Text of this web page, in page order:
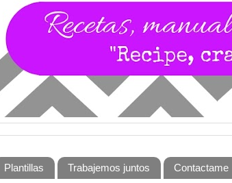
Plantillas Trabajemos juntos Contactame